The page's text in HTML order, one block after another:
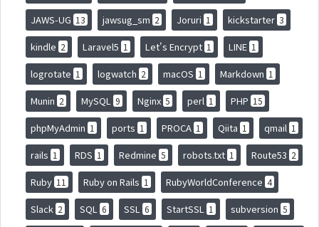
JAWS-UG 13 jawsug_sm 2 Joruri 1 kickstarter 3
kindle 2 Laravel5 1 Let's Encrypt 1 LINE 1
logrotate 1 logwatch 2 macOS 1 Markdown 1
Munin 2 MySQL 9 Nginx 5 perl 1 PHP 15
phpMyAdmin 1 ports 1 PROCA 1 Qiita 1 qmail 1
rails 1 RDS 1 Redmine 5 robots.txt 1 Route53 2
Ruby 11 Ruby on Rails 1 RubyWorldConference 4
Slack 2 SQL 6 SSL 6 StartSSL 1 subversion 5